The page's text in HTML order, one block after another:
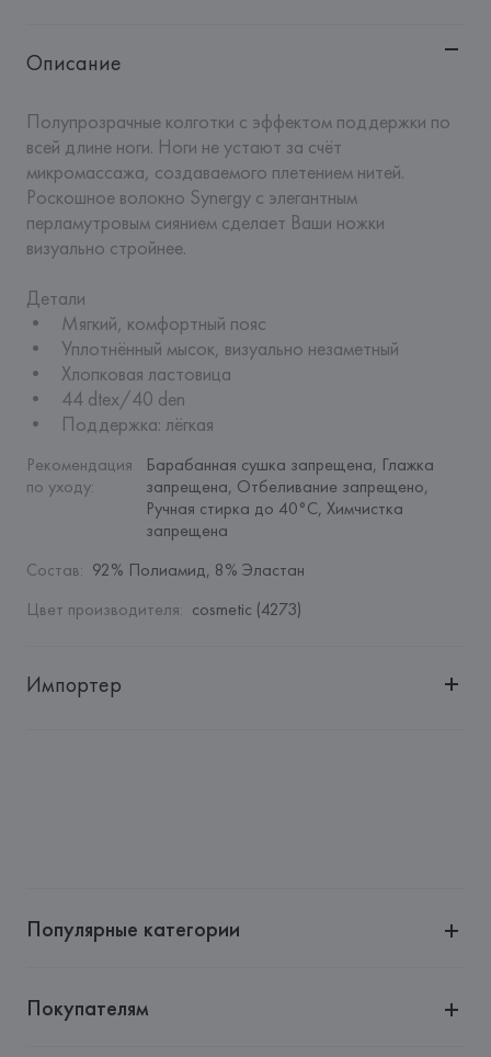
Описание
Полупрозрачные колготки с эффектом поддержки по
всей длине ноги. Ноги не устают за счёт
микромассажа, создаваемого плетением нитей.
Роскошное волокно Synergy с элегантным
перламутровым сиянием сделает Ваши ножки
визуально стройнее.
Детали
•	Мягкий, комфортный пояс
•	Уплотнённый мысок, визуально незаметный
•	Хлопковая ластовица
•	44 dtex/40 den
•	Поддержка: лёгкая
Рекомендация
по уходу:
Барабанная сушка запрещена, Глажка
запрещена, Отбеливание запрещено,
Ручная стирка до 40°C, Химчистка
запрещена
Состав: 92% Полиамид, 8% Эластан
Цвет производителя: cosmetic (4273)
Импортер
Страна происхождения товара:
Популярные категории
Покупателям